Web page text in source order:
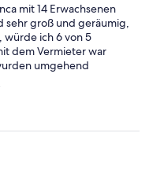
mit 14 Erwachsenen
sehr groß und geräumig,
würde ich 6 von 5
dem Vermieter war
umgehend